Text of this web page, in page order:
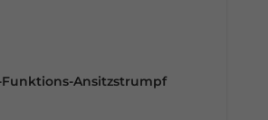
Ansitzstrumpf